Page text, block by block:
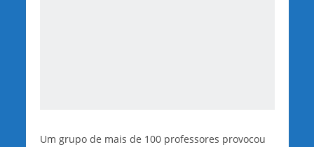
Um grupo de mais de 100 professores provocou